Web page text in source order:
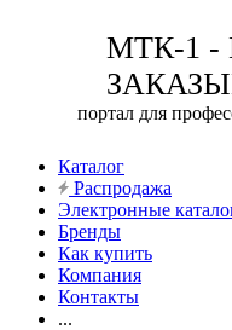
МТК-1
портал для
Каталог
Распродажа
Электронные
Бренды
Как купить
Компания
Контакты
...